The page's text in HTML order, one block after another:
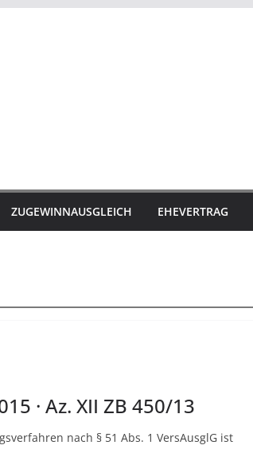
ZUGEWINNAUSGLEICH EHEVERTRAG
· Az. XII ZB 450/13
nach § 51 Abs. 1 VersAusglG ist